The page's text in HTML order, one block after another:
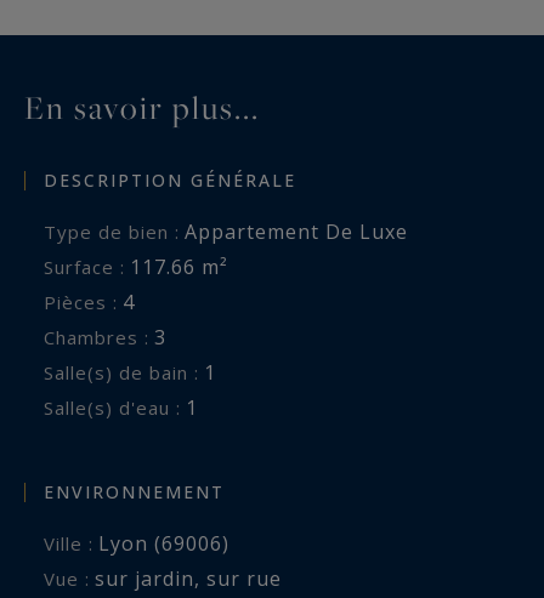
En savoir plus...
DESCRIPTION GÉNÉRALE
Type de bien : Appartement De Luxe
Surface : 117.66 m²
Pièces : 4
Chambres : 3
Salle(s) de bain : 1
Salle(s) d'eau : 1
ENVIRONNEMENT
Ville : Lyon (69006)
Vue : sur jardin, sur rue